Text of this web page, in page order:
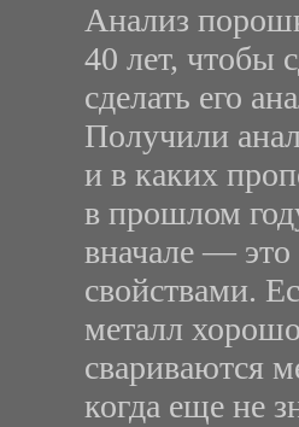
Анализ
40 лет, чтобы
сделать его
Получили
и в каких
в прошлом
вначале —
свойствами.
металл
свариваются
когда еще не